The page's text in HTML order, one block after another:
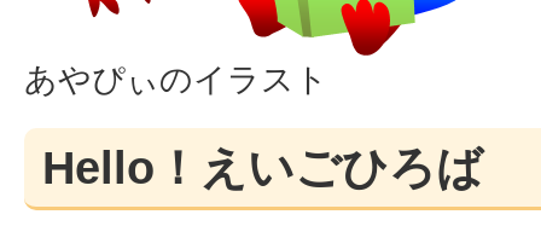
あやぴぃのイラスト
Hello！えいごひろば